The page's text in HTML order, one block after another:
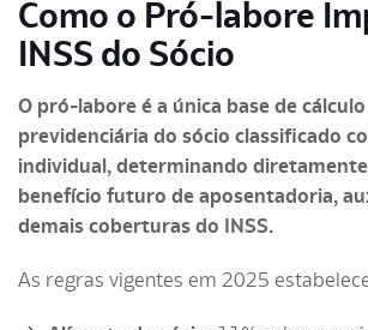
Como o Pró-labore
INSS do Sócio
O pró-labore é a única base de
previdenciária do sócio classificado
individual, determinando
benefício futuro de aposentadoria,
demais coberturas do INSS.
As regras vigentes em 2025